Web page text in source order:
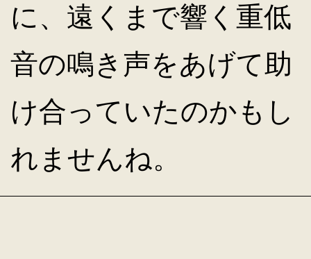
に、遠くまで響く重低
音の鳴き声をあげて助
け合っていたのかもし
れませんね。